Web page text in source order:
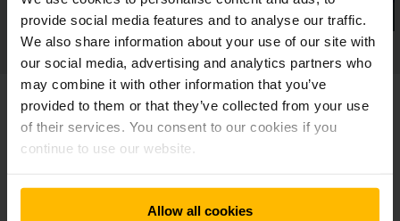
provide social media features and to analyse our traffic.
We also share information about your use of our site with
our social media, advertising and analytics partners who
may combine it with other information that you’ve
provided to them or that they’ve collected from your use
of their services. You consent to our cookies if you
continue to use our website.
Allow all cookies
Aperçu des modèles
Model